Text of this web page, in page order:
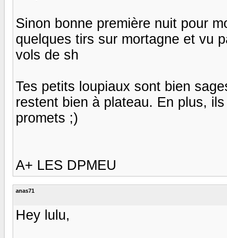
Sinon bonne première nuit pour
quelques tirs sur mortagne et vu
vols de sh
Tes petits loupiaux sont bien
restent bien à plateau. En plus,
promets ;)
A+ LES DPMEU
anas71
Hey lulu,